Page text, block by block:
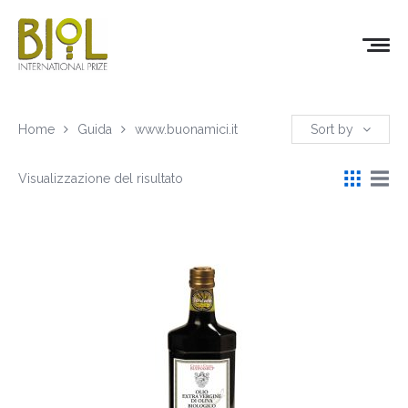
Home Guida www.buonamici.it Sort by
Visualizzazione del risultato